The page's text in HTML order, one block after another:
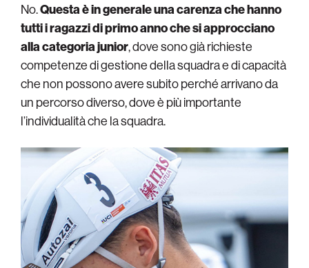
No.Questa è in generale una carenza che hanno
tutti i ragazzi di primo anno che si approcciano
alla categoria junior, dove sono già richieste
competenze di gestione della squadra e di capacità
che non possono avere subito perché arrivano da
un percorso diverso, dove è più importante
l’individualità che la squadra.